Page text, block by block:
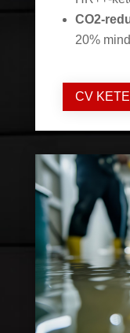
CO2-
20%
CV